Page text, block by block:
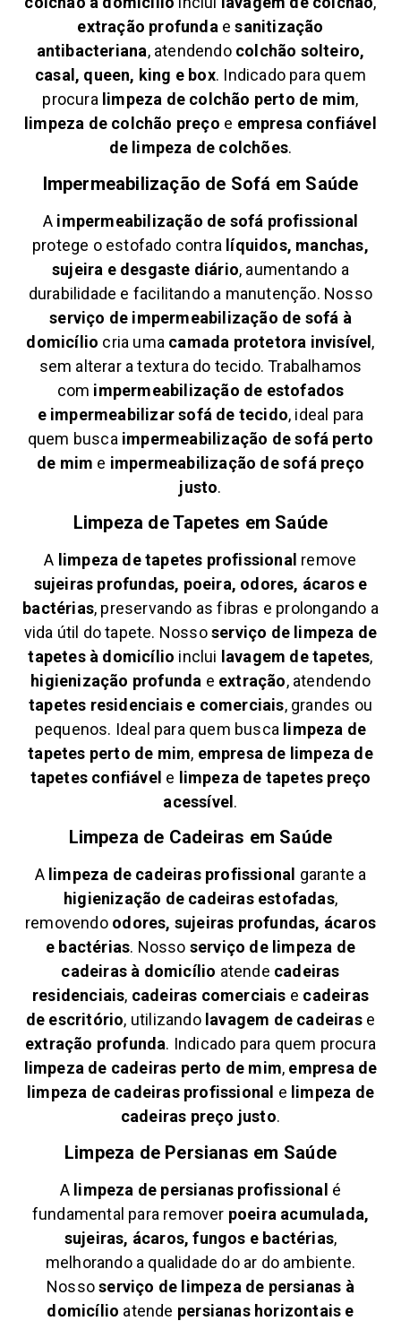
extração profunda esanitização
antibacteriana, atendendo colchão solteiro,
casal, queen, king e box. Indicado para quem
procura limpeza de colchão perto de mim,
limpeza de colchão preço e empresa confiável
de limpeza de colchões.
Impermeabilização de Sofá em Saúde
A impermeabilização de sofá profissional
protege o estofado contra líquidos, manchas,
sujeira e desgaste diário, aumentando a
durabilidade e facilitando a manutenção. Nosso
serviço de impermeabilização de sofá à
domicílio cria uma camada protetora invisível,
sem alterar a textura do tecido. Trabalhamos
com impermeabilização de estofados
e impermeabilizar sofá de tecido, ideal para
quem busca impermeabilização de sofá perto
de mim e impermeabilização de sofá preço
justo.
Limpeza de Tapetes em Saúde
A limpeza de tapetes profissional remove
sujeiras profundas, poeira, odores, ácaros e
bactérias, preservando as fibras e prolongando a
vida útil do tapete. Nossoserviço de limpeza de
tapetes à domicílio inclui lavagem de tapetes,
higienização profunda e extração, atendendo
tapetes residenciais e comerciais, grandes ou
pequenos. Ideal para quem busca limpeza de
tapetes perto de mim, empresa de limpeza de
tapetes confiável e limpeza de tapetes preço
acessível .
Limpeza de Cadeiras em Saúde
A limpeza de cadeiras profissional garante a
higienização de cadeiras estofadas,
removendoodores, sujeiras profundas, ácaros
e bactérias. Nosso serviço de limpeza de
cadeiras à domicílio atende cadeiras
residenciais, cadeiras comerciais e cadeiras
de escritório, utilizando lavagem de cadeirase
extração profunda. Indicado para quem procura
limpeza de cadeiras perto de mim, empresa de
limpeza de cadeiras profissional e limpeza de
cadeiras preço justo.
Limpeza de Persianas em Saúde
A limpeza de persianas profissional é
fundamental para remover poeira acumulada,
sujeiras, ácaros, fungos e bactérias,
melhorando a qualidade do ar do ambiente.
Nossoserviço de limpeza de persianas à
domicílio atende persianas horizontais e